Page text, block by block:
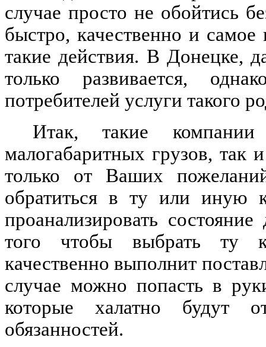
случае просто не обойтись
быстро, качественно и самое
такие действия. В Донецке,
только развивается,
потребителей услуги такого
Итак, такие компании
малогабаритных грузов, так
только от Ваших
обратиться в ту или иную
проанализировать
того чтобы выбрать ту
качественно выполнит
случае можно попасть в
которые халатно будут
обязанностей.